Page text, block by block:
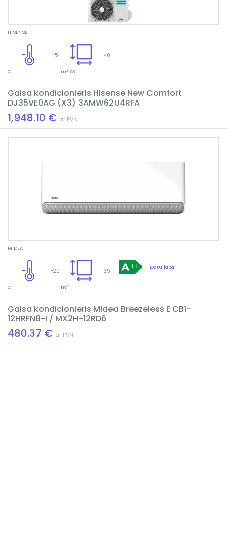
HISENSE
40
m² X3
-15
C
Gaisa kondicionieris Hisense New Comfort
DJ35VE0AG (X3) 3AMW62U4RFA
1,948.10 € ar PVN
MIDEA
Datu lapa
35
m²
-20
C
Gaisa kondicionieris Midea Breezeless E CB1-
12HRFN8-I / MX2H-12RD6
480.37 € ar PVN